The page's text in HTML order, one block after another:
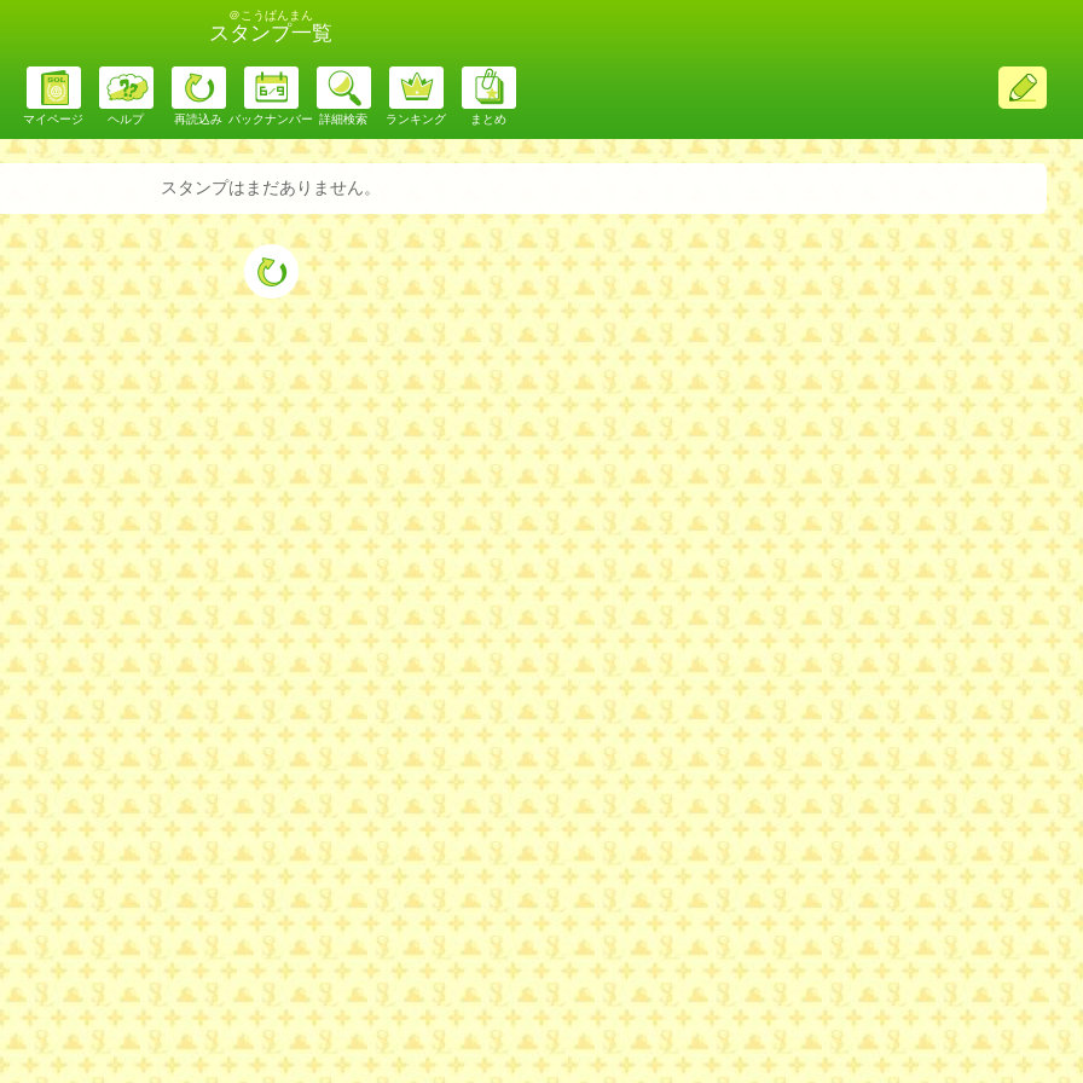
＠こうぱんまん
スタンプ一覧
ス
レ
投
マイページ ヘルプ 再読込み バックナンバー 詳細検索 ランキング まとめ
スタンプはまだありません。